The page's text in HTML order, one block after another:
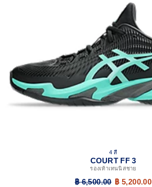
4 สี
COURT FF 3
รองเท้าเทนนิสชาย
฿ 6,500.00 ฿ 5,200.00